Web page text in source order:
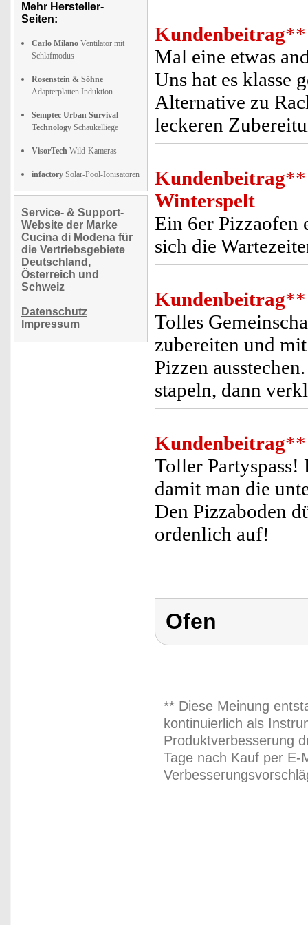
Mehr Hersteller-
Seiten:
Carlo Milano Ventilator mit
Schlafmodus
Rosenstein & Söhne
Adapterplatten Induktion
Semptec Urban Survival
Technology Schaukelliege
VisorTech Wild-Kameras
infactory Solar-Pool-Ionisatoren
Service- & Support-
Website der Marke
Cucina di Modena für
die Vertriebsgebiete
Deutschland,
Österreich und
Schweiz
Datenschutz
Impressum
Kundenbeitrag**
Mal eine etwas
Uns hat es klasse
Alternative zu
leckeren
Kundenbeitrag**
Winterspelt
Ein 6er Pizzaofen
sich die
Kundenbeitrag**
Tolles
zubereiten und
Pizzen
stapeln, dann
Kundenbeitrag**
Toller Partyspass!
damit man die
Den Pizzaboden
ordenlich auf!
Ofen
** Diese Meinung
kontinuierlich als
Produktverbesserung
Tage nach Kauf per E-